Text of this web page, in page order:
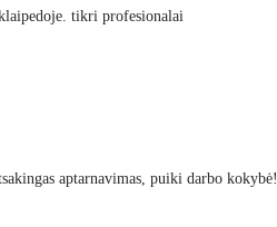
tikri profesionalai
aptarnavimas, puiki darbo kokybė!